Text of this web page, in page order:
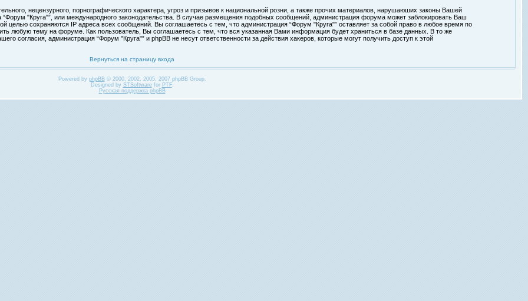
нецензурного, порнографического характера, угроз и призывов к национальной розни, а также прочих материалов, нарушаюших законы Вашей
“Форум "Круга"”, или международного законодательства. В случае размещения подобных сообщений, администрация форума может заблокировать Ваш
целью сохраняются IP адреса всех сообщений. Вы соглашаетесь с тем, что администрация “Форум "Круга"” оставляет за собой право в любое время по
любую тему на форуме. Как пользователь, Вы соглашаетесь с тем, что вся указанная Вами информация будет храниться в базе данных. В то же
согласия, администрация “Форум "Круга"” и phpBB не несут ответственности за действия хакеров, которые могут получить доступ к этой
Вернуться на страницу входа
Powered by phpBB© 2000, 2002, 2005, 2007 phpBB Group.
Designed by STSoftwarefor PTF.
Русская поддержка phpBB